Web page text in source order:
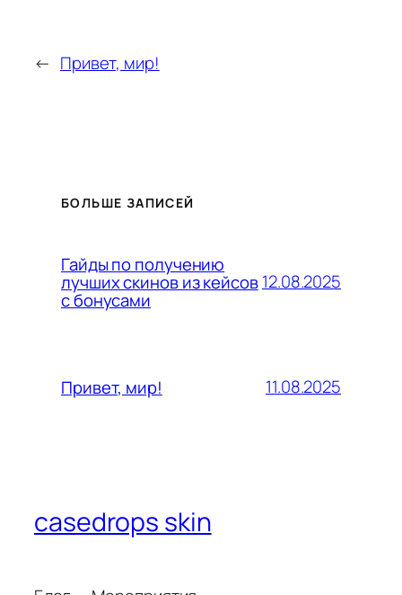
← Привет, мир!
БОЛЬШЕ ЗАПИСЕЙ
Гайды по получению
лучших скинов из кейсов
с бонусами
12.08.2025
Привет, мир! 11.08.2025
casedrops skin